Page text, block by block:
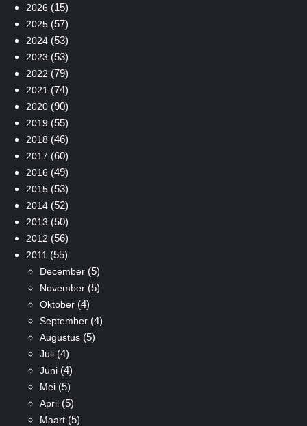
2026 (15)
2025(57)
2024(53)
2023 (53)
2022 (79)
2021 (74)
2020(90)
2019 (55)
2018 (46)
2017 (60)
2016 (49)
2015(53)
2014(52)
2013 (50)
2012 (56)
2011 (55)
December(5)
November(5)
Oktober(4)
September(4)
Augustus(5)
Juli(4)
Juni(4)
Mei(5)
April(5)
Maart(5)